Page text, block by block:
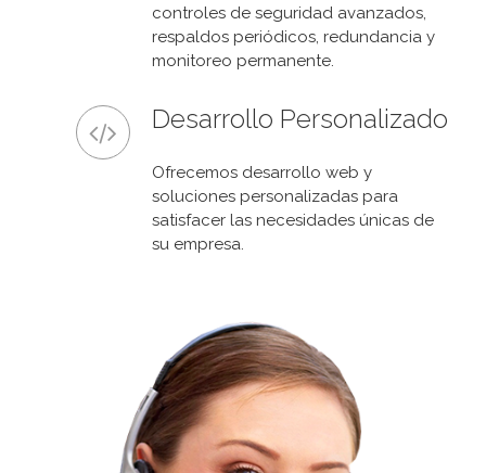
controles de seguridad avanzados,
respaldos periódicos, redundancia y
monitoreo permanente.
Desarrollo Personalizado
Ofrecemos desarrollo web y
soluciones personalizadas para
satisfacer las necesidades únicas de
su empresa.